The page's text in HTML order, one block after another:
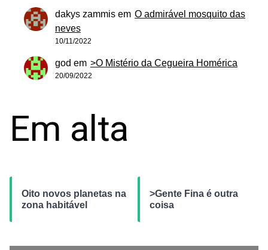
dakys zammis em O admirável mosquito das
neves
10/11/2022
god em >O Mistério da Cegueira Homérica
20/09/2022
Em alta
Oito novos planetas na
zona habitável
>Gente Fina é outra
coisa